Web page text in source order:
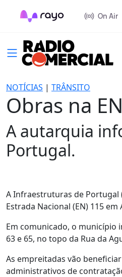
On Air
NOTÍCIAS | TRÂNSITO
Obras na
A autarquia
Portugal.
A Infraestruturas de Portugal
Estrada Nacional (EN) 115
Em comunicado, o município
63 e 65, no topo da Rua da
As empreitadas vão
administrativos de